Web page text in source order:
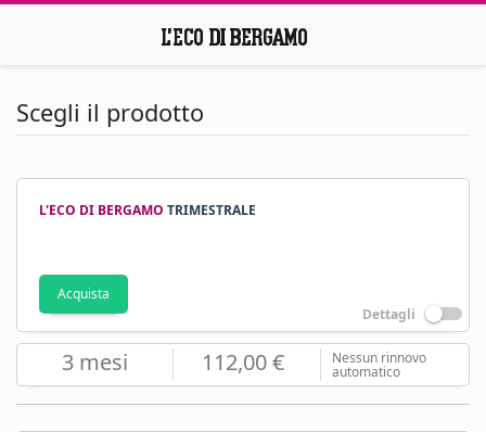
Scegli il prodotto
L'ECO DI BERGAMO TRIMESTRALE
Acquista
Dettagli
3 mesi 112,00 € Nessun rinnovo
automatico